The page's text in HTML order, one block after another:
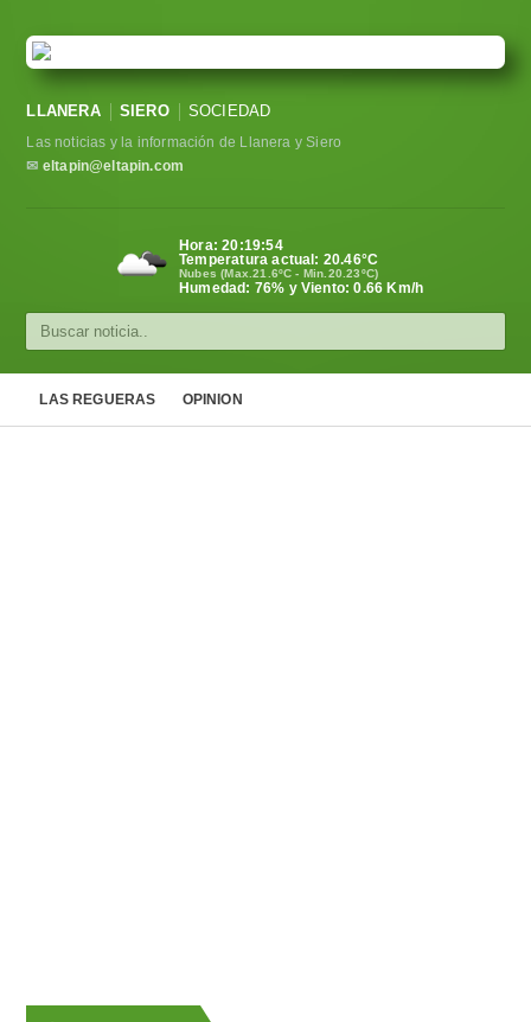
LLANERA SIERO SOCIEDAD
Las noticias y la información de Llanera y Siero
✉ eltapin@eltapin.com
Hora:20:19:54
Temperatura actual: 20.46°C
Nubes (Max.21.6ºC - Min.20.23ºC)
Humedad: 76% y Viento: 0.66 Km/h
LAS REGUERAS OPINION